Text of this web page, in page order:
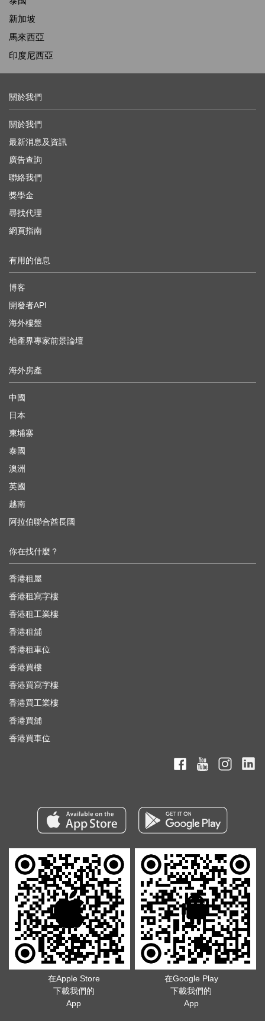
新加坡
馬來西亞
印度尼西亞
關於我們
關於我們
最新消息及資訊
廣告查詢
聯絡我們
獎學金
尋找代理
網頁指南
有用的信息
博客
開發者API
海外樓盤
地產界專家前景論壇
海外房產
中國
日本
柬埔寨
泰國
澳洲
英國
越南
阿拉伯聯合酋長國
你在找什麼？
香港租屋
香港租寫字樓
香港租工業樓
香港租舖
香港租車位
香港買樓
香港買寫字樓
香港買工業樓
香港買舖
香港買車位
在Apple Store
下載我們的
App
在Google Play
下載我們的
App